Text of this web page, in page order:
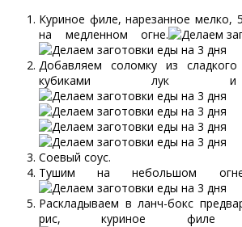
Куриное филе, нарезанное мелко,
на медленном огне.
Добавляем соломку из
кубиками лук и
Соевый соус.
Тушим на небольшом
Раскладываем в ланч-бокс
рис, куриное филе